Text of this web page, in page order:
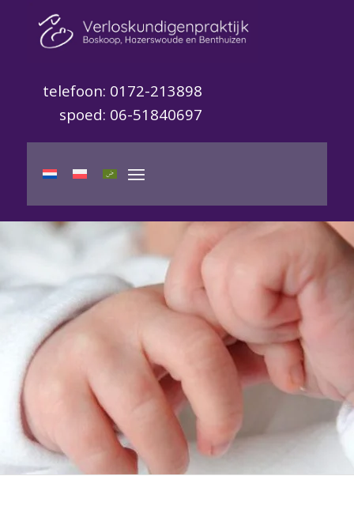
telefoon: 0172-213898
spoed: 06-51840697